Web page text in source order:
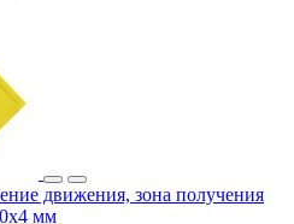
движения, зона получения
мм